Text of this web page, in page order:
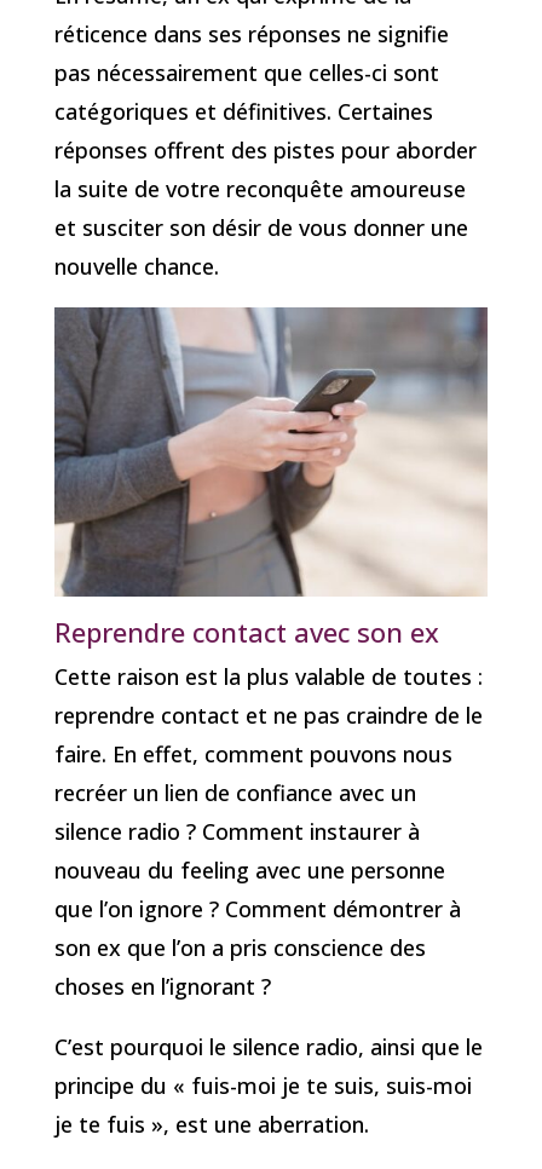
réticence dans ses réponses ne signifie
pas nécessairement que celles-ci sont
catégoriques et définitives. Certaines
réponses offrent des pistes pour aborder
la suite de votre reconquête amoureuse
et susciter son désir de vous donner une
nouvelle chance.
Reprendre contact avec son ex
Cette raison est la plus valable de toutes :
reprendre contact et ne pas craindre de le
faire. En effet, comment pouvons nous
recréer un lien de confiance avec un
silence radio ? Comment instaurer à
nouveau du feeling avec une personne
que l’on ignore ? Comment démontrer à
son ex que l’on a pris conscience des
choses en l’ignorant ?
C’est pourquoi le silence radio, ainsi que le
principe du « fuis-moi je te suis, suis-moi
je te fuis », est une aberration.